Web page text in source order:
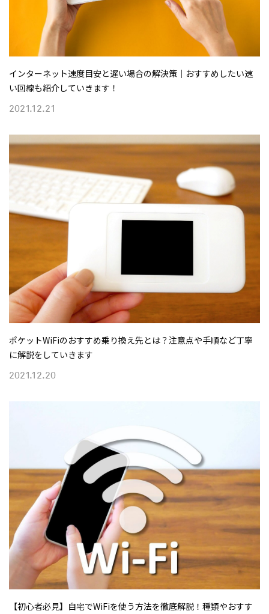
2021.12.21
インターネット速度目安と遅い場合の解決策｜おすすめしたい速
い回線も紹介していきます！
2021.12.20
ポケットWiFiのおすすめ乗り換え先とは？注意点や手順など丁寧
に解説をしていきます
【初心者必見】自宅でWiFiを使う方法を徹底解説！種類やおすす